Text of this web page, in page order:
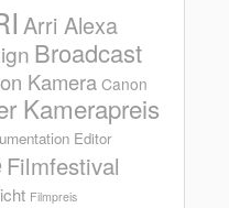
Arri Alexa
Broadcast
Kamera Canon
Kamerapreis
Editor
Filmfestival
Filmpreis